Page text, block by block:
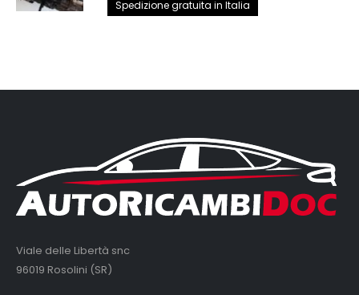
originale
attuale
Spedizione gratuita in Italia
Viale delle Libertà snc
96019 Rosolini (SR)